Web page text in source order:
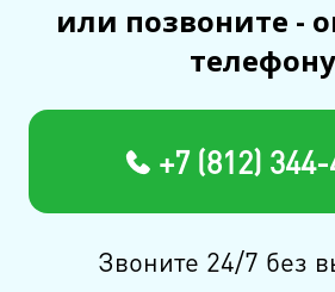
или позвоните -
+7 (812)
Звоните 24/7 без